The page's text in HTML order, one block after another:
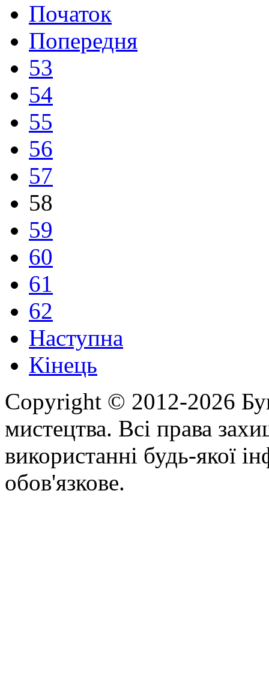
Початок
Попередня
53
54
55
56
57
58
59
60
61
62
Наступна
Кінець
Copyright © 2012-2026
мистецтва. Всі права
використанні будь-якої
обов'язкове.